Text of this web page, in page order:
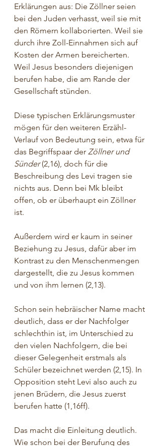
Erklärungen aus: Die Zöllner seien
bei den Juden verhasst, weil sie mit
den Römern kollaborierten. Weil sie
durch ihre Zoll-Einnahmen sich auf
Kosten der Armen bereicherten.
Weil Jesus besonders diejenigen
berufen habe, die am Rande der
Gesellschaft stünden.
Diese typischen Erklärungsmuster
mögen für den weiteren Erzähl-
Verlauf von Bedeutung sein, etwa für
das Begriffspaar der Zöllner und
Sünder (2,16), doch für die
Beschreibung des Levi tragen sie
nichts aus. Denn bei Mk bleibt
offen, ob er überhaupt ein Zöllner
ist.
Außerdem wird er kaum in seiner
Beziehung zu Jesus, dafür aber im
Kontrast zu den Menschenmengen
dargestellt, die zu Jesus kommen
und von ihm lernen (2,13).
Schon sein hebräischer Name macht
deutlich, dass er der Nachfolger
schlechthin ist, im Unterschied zu
den vielen Nachfolgern, die bei
dieser Gelegenheit erstmals als
Schüler bezeichnet werden (2,15). In
Opposition steht Levi also auch zu
jenen Brüdern, die Jesus zuerst
berufen hatte (1,16ff).
Das macht die Einleitung deutlich.
Wie schon bei der Berufung des